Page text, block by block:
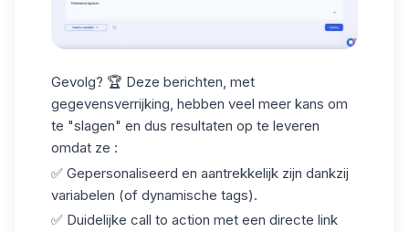
Gevolg? 🏆 Deze berichten, met
gegevensverrijking, hebben veel meer kans om
te "slagen" en dus resultaten op te leveren
omdat ze :
✅ Gepersonaliseerd en aantrekkelijk zijn dankzij
variabelen (of dynamische tags).
✅ Duidelijke call to action met een directe link